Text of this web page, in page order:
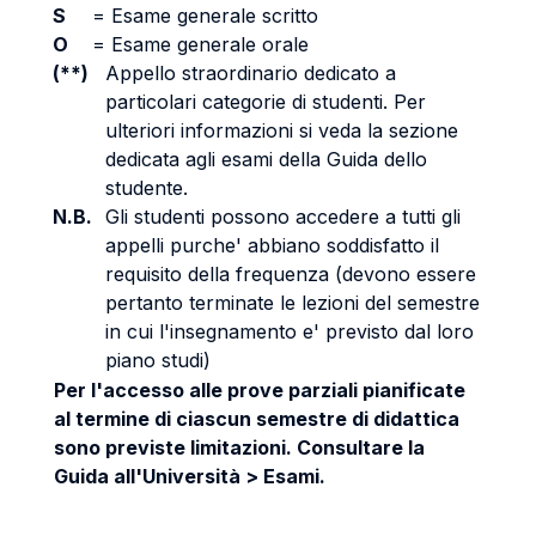
S = Esame generale scritto
O
= Esame generale orale
(**)
Appello straordinario dedicato a
particolari categorie di studenti. Per
ulteriori informazioni si veda la sezione
dedicata agli esami della Guida dello
studente.
N.B. Gli studenti possono accedere a tutti gli
appelli purche' abbiano soddisfatto il
requisito della frequenza (devono essere
pertanto terminate le lezioni del semestre
in cui l'insegnamento e' previsto dal loro
piano studi)
Per l'accesso alle prove parziali pianificate
al termine di ciascun semestre di didattica
sono previste limitazioni. Consultare la
Guida all'Università > Esami.